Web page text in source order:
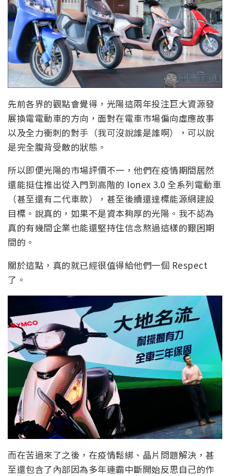
先前各界的觀點會覺得，光陽這兩年投注巨大資源發
展換電電動車的方向，面對在電車市場偏向虛應故事
以及全力衝刺的對手（我可沒說誰是誰啊），可以說
是完全腹背受敵的狀態。
所以即便光陽的市場評價不一，他們在疫情期間居然
還能挺住推出從入門到高階的 Ionex 3.0 全系列電動車
（甚至還有二代車款），甚至後續還達標能源網建設
目標。說真的，如果不是資本夠厚的光陽。我不認為
真的有幾間企業也能還堅持住信念熬過這樣的艱困期
間的。
關於這點，真的就已經很值得給他們一個 Respect
了。
而在苦過來了之後，在疫情鬆綁、晶片問題解決，甚
至還包含了內部因為多年連霸中斷開始反思自己的作